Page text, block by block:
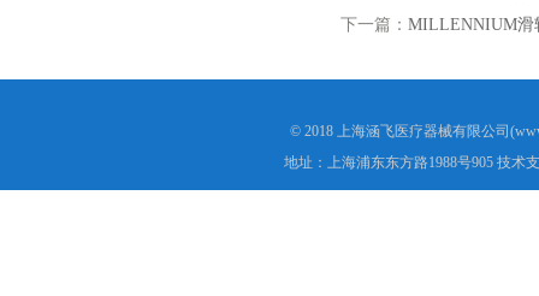
下一篇： MILLENNIUM滑
© 2018 上海涵飞医疗器械有限公司
地址：上海浦东东方路1988号905 技术